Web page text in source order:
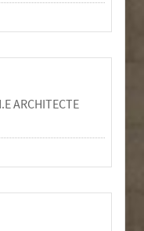
ARCHITECTE